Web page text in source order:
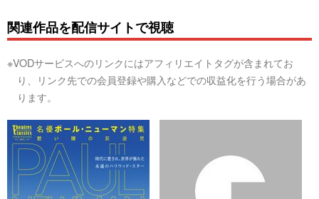
関連作品を配信サイトで視聴
※VODサービスへのリンクにはアフィリエイトタグが含まれてお
り、リンク先での会員登録や購入などでの収益化を行う場合があ
ります。